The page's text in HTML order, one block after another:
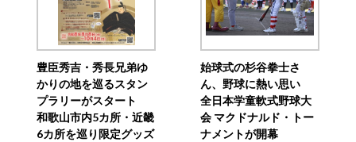
豊臣秀吉・秀長兄弟ゆ
かりの地を巡るスタン
プラリーがスタート
和歌山市内5カ所・近畿
6カ所を巡り限定グッズ
始球式の杉谷拳士さ
ん、野球に熱い思い
全日本学童軟式野球大
会 マクドナルド・トー
ナメントが開幕